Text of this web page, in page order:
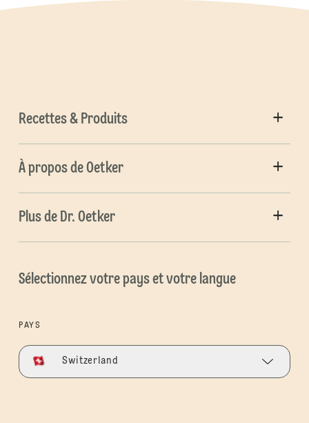
Recettes & Produits
À propos de Oetker
Plus de Dr. Oetker
Sélectionnez votre pays et votre langue
PAYS
Switzerland